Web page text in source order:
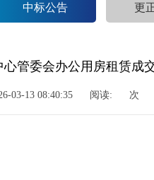
中标公告 更
管委会办公用房租赁成
03-13 08:40:35 阅读: 次